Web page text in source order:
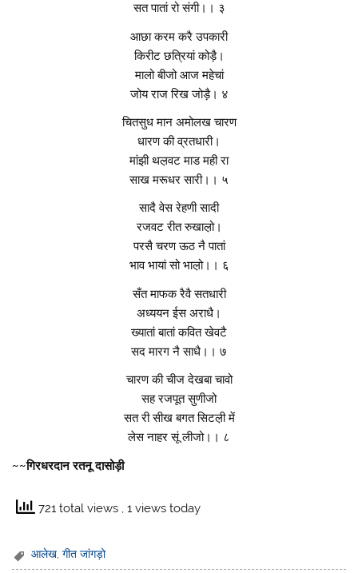
सत पातां रो संगी।। ३
आछा करम करै उपकारी
किरीट छत्रियां कोड़ै।
मालो बीजो आज महेचां
जोय राज रिख जोड़ै। ४
चितसुध मान अमोलख चारण
धारण की व्रतधारी।
मांझी थल़वट माड मही रा
साख मरूधर सारी।। ५
सादै वेस रेहणी सादी
रजवट रीत रुखाल़ो।
परसै चरण ऊठ नै पातां
भाव भायां सो भाल़ो।। ६
सँत माफक रैवै सतधारी
अध्ययन ईस अराधै।
ख्यातां बातां कवित खेवटै
सद मारग नै साधै।। ७
चारण की चीज देखबा चावो
सह रजपूत सुणीजो
सत री सीख बगत सिटल़ी में
लेस नाहर सूं लीजो।। ८
~~गिरधरदान रतनू दासोड़ी
721 total views , 1 views today
आलेख,गीत जांगड़ो